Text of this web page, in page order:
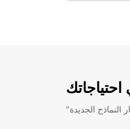
النماذج الجديدة